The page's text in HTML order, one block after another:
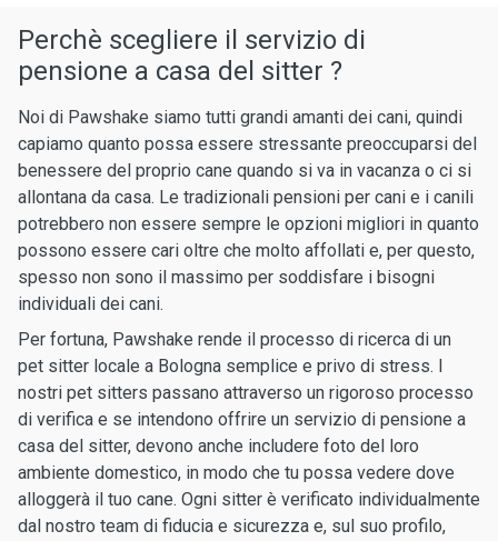
Perchè scegliere il servizio di
pensione a casa del sitter ?
Noi di Pawshake siamo tutti grandi amanti dei cani, quindi
capiamo quanto possa essere stressante preoccuparsi del
benessere del proprio cane quando si va in vacanza o ci si
allontana da casa. Le tradizionali pensioni per cani e i canili
potrebbero non essere sempre le opzioni migliori in quanto
possono essere cari oltre che molto affollati e, per questo,
spesso non sono il massimo per soddisfare i bisogni
individuali dei cani.
Per fortuna, Pawshake rende il processo di ricerca di un
pet sitter locale a Bologna semplice e privo di stress. I
nostri pet sitters passano attraverso un rigoroso processo
di verifica e se intendono offrire un servizio di pensione a
casa del sitter, devono anche includere foto del loro
ambiente domestico, in modo che tu possa vedere dove
alloggerà il tuo cane. Ogni sitter è verificato individualmente
dal nostro team di fiducia e sicurezza e, sul suo profilo,